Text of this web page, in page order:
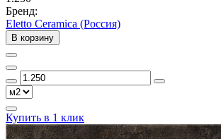
Бренд:
Eletto Ceramica (Россия)
В корзину
Купить в 1 клик